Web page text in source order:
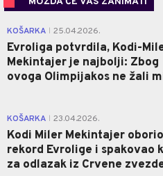
KOŠARKA 25.04.2026.
Evroliga potvrdila, Kodi-
Mekintajer je najbolji: Zbog
ovoga Olimpijakos ne žali
KOŠARKA 23.04.2026.
Kodi Miler Mekintajer oborio
rekord Evrolige i spakovao
za odlazak iz Crvene